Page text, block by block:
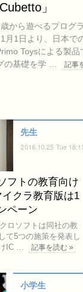
Cubetto」
から遊べるプログ
月1日より、日本で
Toysによる製
の基礎を学 …
記事
先生
2016.10.25 Tue
フトの教育向け
クラ教育版は1
ペーン
ロソフトは同社の教
て5つの施策を発表し
IC …
記事を読む »
小学生